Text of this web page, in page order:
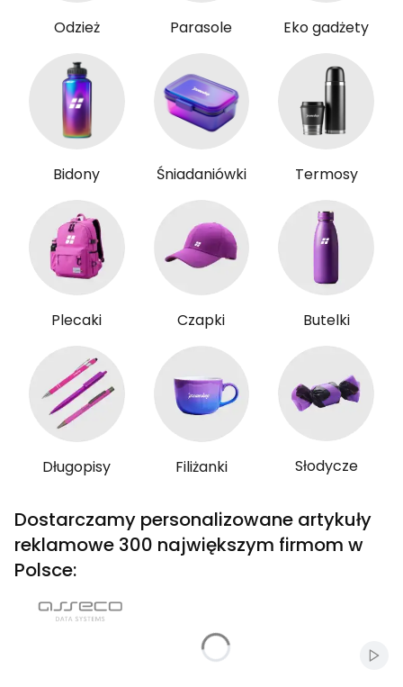
Odzież Parasole Eko gadżety
Bidony Śniadaniówki Termosy
Plecaki Czapki Butelki
Długopisy Filiżanki Słodycze
Dostarczamy personalizowane artykuły
reklamowe 300 największym firmom w
Polsce: